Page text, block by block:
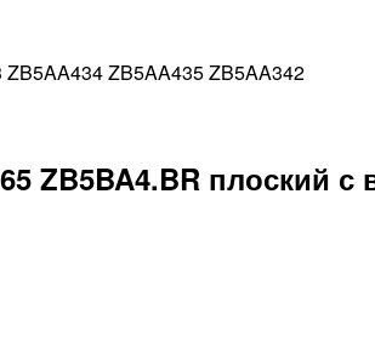
ZB5AA435 ZB5AA342
ZB5BA4.BR плоский